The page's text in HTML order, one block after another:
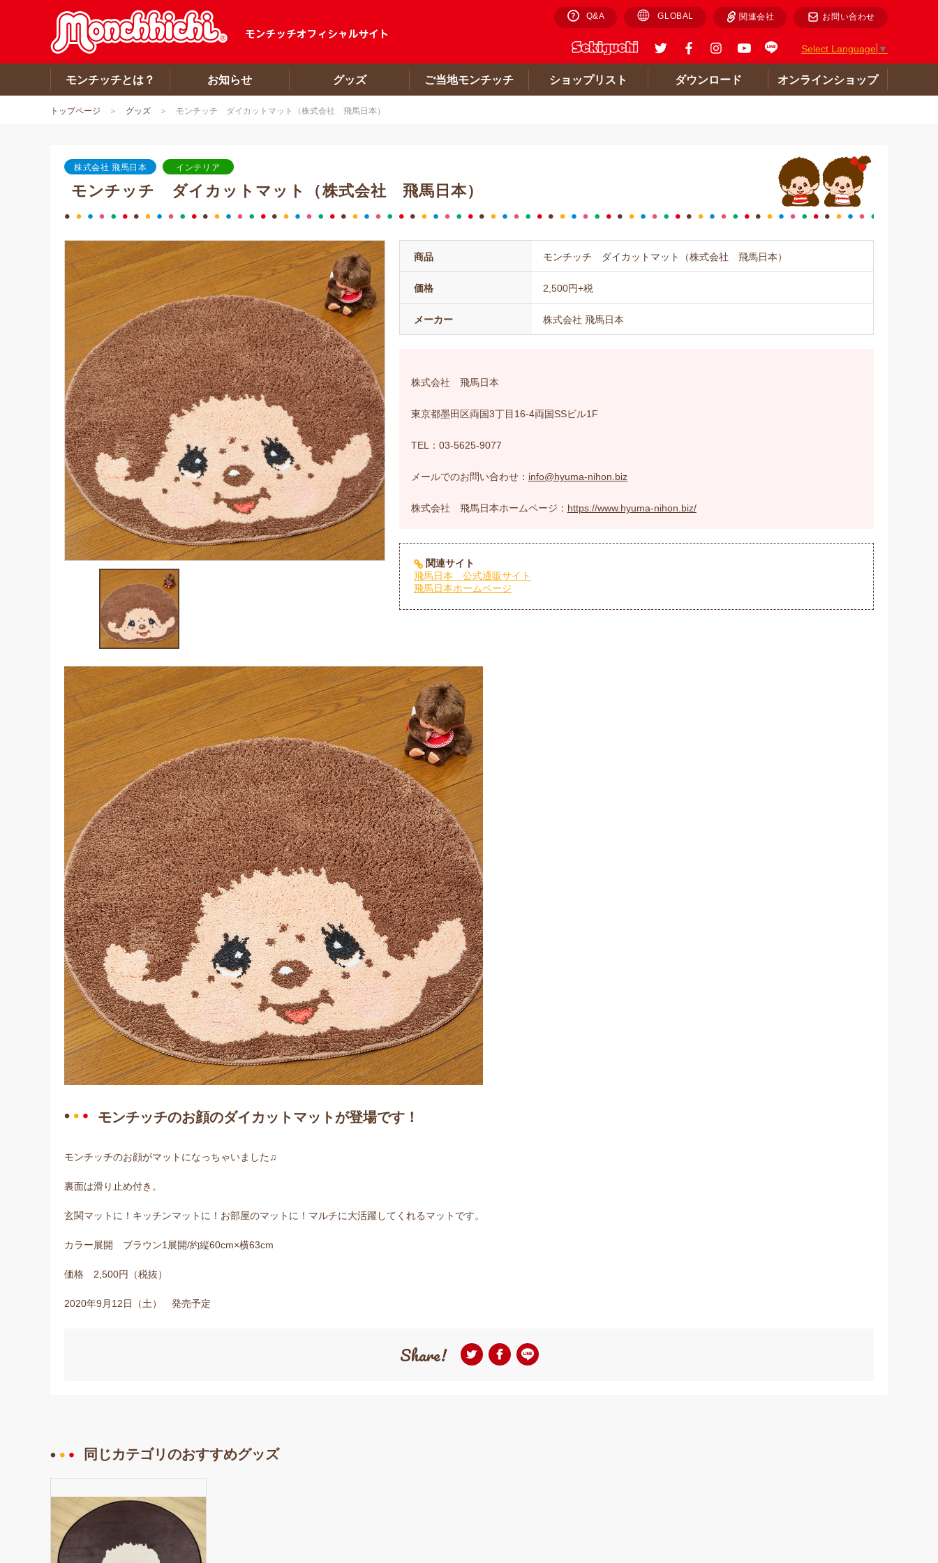
Q&A GLOBAL 関連会社 お問い合わせ
Select Language ▼
モンチッチとは？ お知らせ グッズ ご当地モンチッチ ショップリスト ダウンロード オンラインショップ
トップページ グッズ モンチッチ ダイカットマット（株式会社 飛馬日本）
株式会社 飛馬日本 インテリア
モンチッチ ダイカットマット（株式会社 飛馬日本）
商品 モンチッチ ダイカットマット（株式会社 飛馬日本）
価格 2,500円+税
メーカー 株式会社 飛馬日本
株式会社 飛馬日本
東京都墨田区両国3丁目16-4両国SSビル1F
TEL：03-5625-9077
メールでのお問い合わせ： info@hyuma-nihon.biz
株式会社 飛馬日本ホームページ： https://www.hyuma-nihon.biz/
関連サイト
飛馬日本 公式通販サイト
飛馬日本ホームページ
モンチッチのお顔のダイカットマットが登場です！
モンチッチのお顔がマットになっちゃいました♫
裏面は滑り止め付き。
玄関マットに！キッチンマットに！お部屋のマットに！マルチに大活躍してくれるマットです。
カラー展開 ブラウン1展開/約縦60cm×横63cm
価格 2,500円（税抜）
2020年9月12日（土） 発売予定
Share!
同じカテゴリのおすすめグッズ